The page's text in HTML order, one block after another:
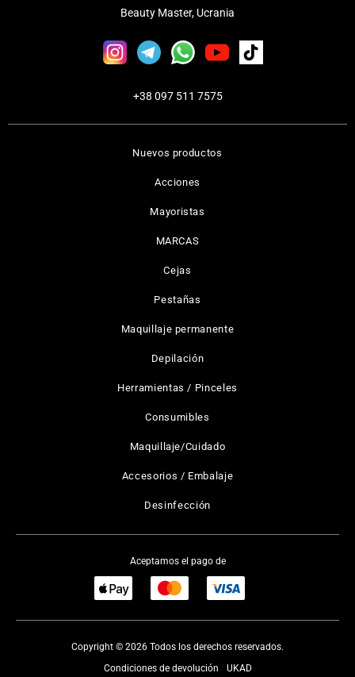
Nuevos productos
Acciones
Mayoristas
MARCAS
Cejas
Pestañas
Maquillaje permanente
Depilación
Herramientas / Pinceles
Consumibles
Maquillaje/Cuidado
Accesorios / Embalaje
Desinfección
Beauty Master, Ucrania
+38 097 511 7575
Aceptamos el pago de
Copyright © 2026 Todos los derechos reservados.
UKAD
Condiciones de devolución